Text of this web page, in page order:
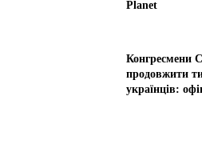
Planet
Конгресмени
продовжити
українців: